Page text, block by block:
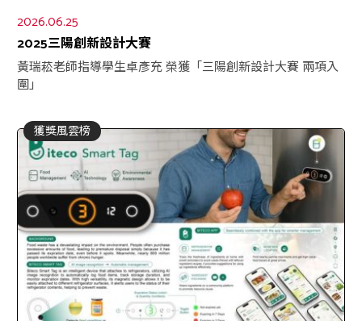
2026.06.25
2025三陽創新設計大賽
黃瑞菘老師指導學生卓彥充 榮獲「三陽創新設計大賽 兩項入
圍」
獲獎風雲榜